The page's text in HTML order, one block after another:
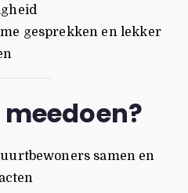
gesprekken en lekker
samen en